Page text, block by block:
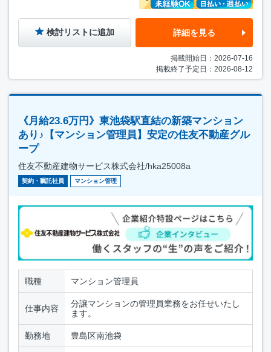
検討リストに追加 詳細を見る
掲載開始日：2026-07-16
掲載終了予定日：2026-08-12
《月給23.6万円》東池袋駅直結の新築マンション
あり♪【マンション管理員】安定の住友不動産グル
ープ
住友不動産建物サービス株式会社/hka25008a
契約・嘱託社員 マンション管理
職種 マンション管理員
仕事内容
分譲マンションの管理員業務をお任せいたし
ます。
勤務地 豊島区南池袋